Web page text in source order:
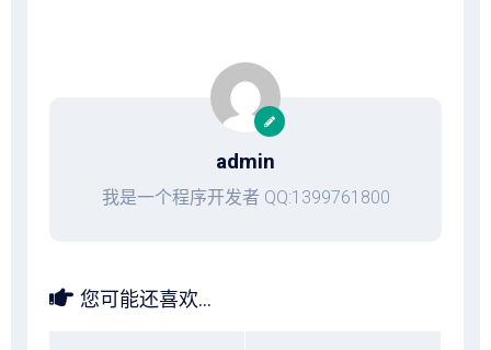
admin
我是一个程序开发者 QQ:1399761800
您可能还喜欢...